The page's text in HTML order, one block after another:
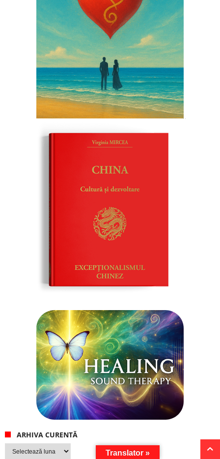
ARHIVA CURENTĂ
Arhiva
curentă
Translator »